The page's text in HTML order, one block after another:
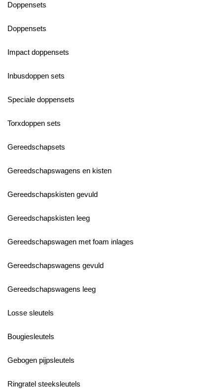
Doppensets
Doppensets
Impact doppensets
Inbusdoppen sets
Speciale doppensets
Torxdoppen sets
Gereedschapsets
Gereedschapswagens en kisten
Gereedschapskisten gevuld
Gereedschapskisten leeg
Gereedschapswagen met foam inlages
Gereedschapswagens gevuld
Gereedschapswagens leeg
Losse sleutels
Bougiesleutels
Gebogen pijpsleutels
Ringratel steeksleutels